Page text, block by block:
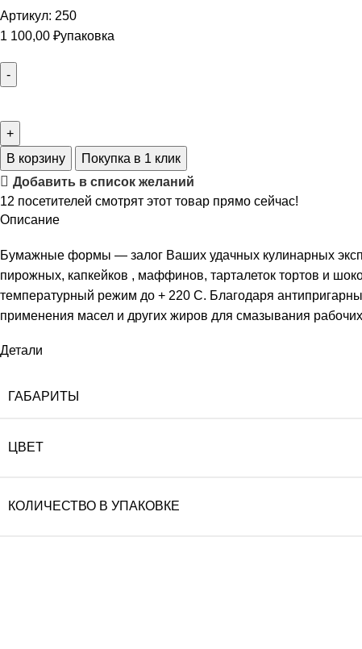
Артикул: 250
1 100,00 ₽упаковка
В корзину
Покупка в 1 клик
Добавить в список желаний
12 посетителей смотрят этот товар прямо сейчас!
Описание
Бумажные формы — залог Ваших удачных кулинарных
пирожных, капкейков , маффинов, тарталеток тортов и
температурный режим до + 220 С. Благодаря
применения масел и других жиров для смазывания рабочих
Детали
ГАБАРИТЫ
ЦВЕТ
КОЛИЧЕСТВО В УПАКОВКЕ